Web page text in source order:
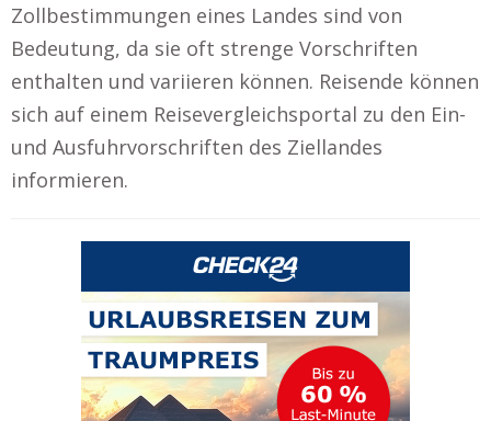
Zollbestimmungen eines Landes sind von
Bedeutung, da sie oft strenge Vorschriften
enthalten und variieren können. Reisende können
sich auf einem Reisevergleichsportal zu den Ein-
und Ausfuhrvorschriften des Ziellandes
informieren.